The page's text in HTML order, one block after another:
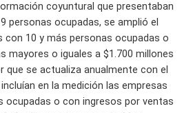
coyuntural que presentaban
personas ocupadas, se amplió el
con 10 y más personas ocupadas o
mayores o iguales a $1.700 millones
que se actualiza anualmente con el
en la medición las empresas
ocupadas o con ingresos por ventas